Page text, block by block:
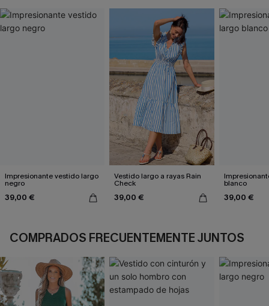
Impresionante vestido largo
negro
39,00 €
Vestido largo a rayas Rain
Check
39,00 €
blanco
39,00 €
COMPRADOS FRECUENTEMENTE JUNTOS